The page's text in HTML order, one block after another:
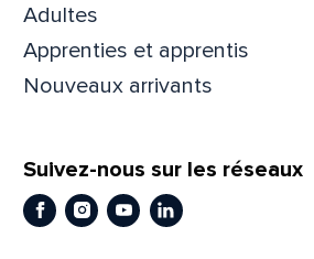
Adultes
Apprenties et apprentis
Nouveaux arrivants
Suivez-nous sur les réseaux
Facebook
Instagram
YoutubeLinkedIn